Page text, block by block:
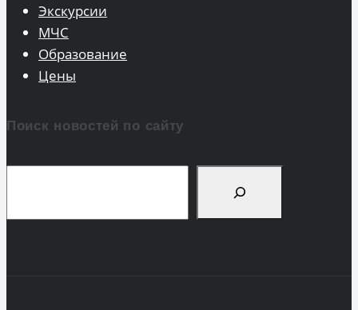
Экскурсии
МЧС
Образование
Цены
Поиск новостей по сайту